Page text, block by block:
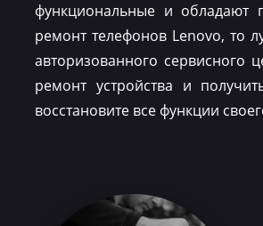
функциональные и обладают
ремонт телефонов Lenovo, то
авторизованного сервисного
ремонт устройства и
восстановите все функции